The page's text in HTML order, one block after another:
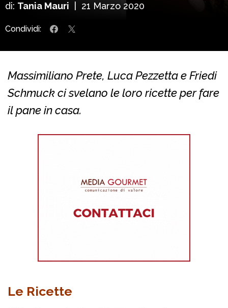
di: Tania Mauri 21 Marzo 2020
Condividi:
Massimiliano Prete, Luca Pezzetta e Friedi
Schmuck ci svelano le loro ricette per fare
il pane in casa.
Le Ricette